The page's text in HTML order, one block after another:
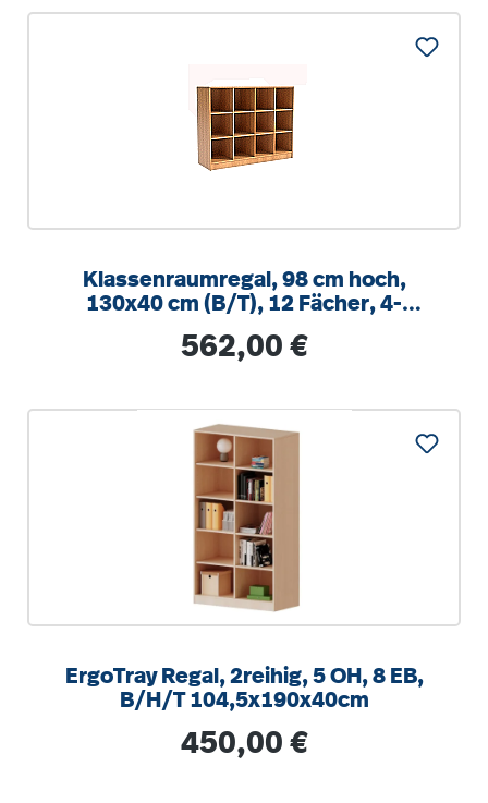
Klassenraumregal, 98 cm hoch,
130x40 cm (B/T), 12 Fächer, 4-
Regulärer Preis:
562,00 €
ErgoTray Regal, 2reihig, 5 OH, 8 EB,
B/H/T 104,5x190x40cm
Regulärer Preis:
450,00 €